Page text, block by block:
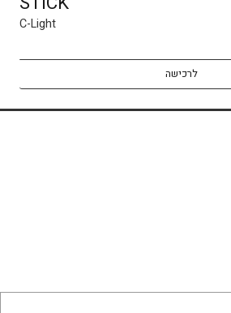
C-Light
לרכישה
C-Light
לרכישה